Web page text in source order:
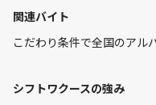
関連バイト
こだわり条件で全国のアル
シフトワクースの強み